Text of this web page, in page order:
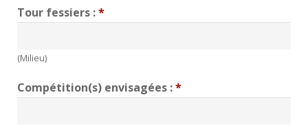
Tour fessiers :*
(Milieu)
Compétition(s) envisagées :*